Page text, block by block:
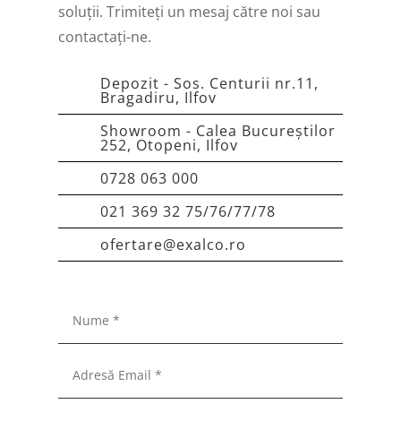
soluții. Trimiteți un mesaj către noi sau
contactați-ne.
Depozit - Sos. Centurii nr.11,
Bragadiru, Ilfov
Showroom - Calea Bucureștilor
252, Otopeni, Ilfov
0728 063 000
021 369 32 75/76/77/78
ofertare@exalco.ro